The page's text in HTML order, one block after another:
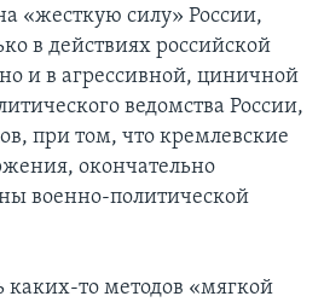
«жесткую силу» России,
в действиях российской
и в агрессивной, циничной
ведомства России,
при том, что кремлевские
окончательно
военно-политической
то методов «мягкой